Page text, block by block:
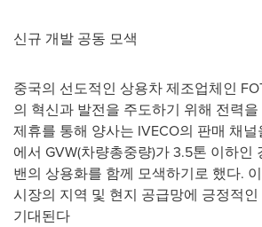
신규 개발 공동 모색
중국의 선도적인 상용차 제조업체인
의 혁신과 발전을 주도하기 위해 전력
제휴를 통해 양사는 IVECO의 판매 채
에서 GVW(차량총중량)가 3.5톤 이하인
밴의 상용화를 함께 모색하기로 했다.
시장의 지역 및 현지 공급망에 긍정적
기대된다